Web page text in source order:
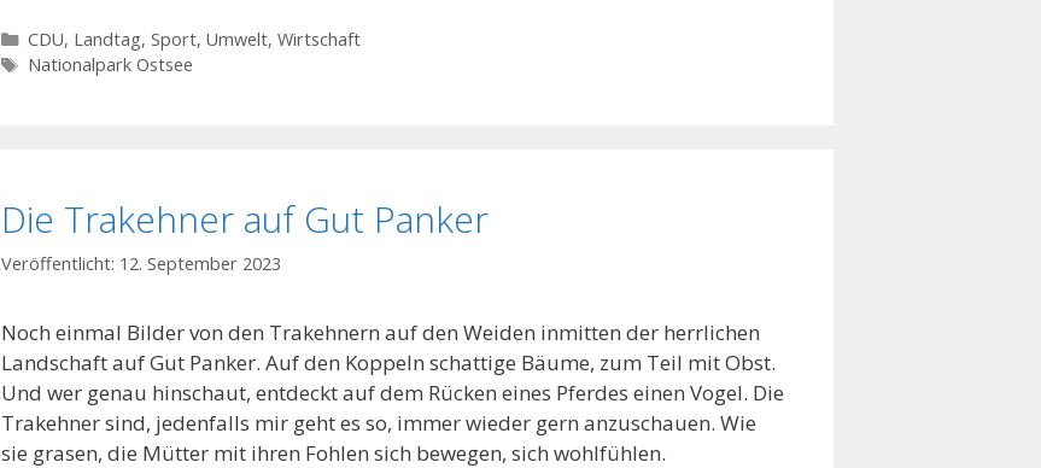
Kategorien
CDU, Landtag, Sport, Umwelt, Wirtschaft
Schlagwörter
Nationalpark Ostsee
Die Trakehner auf Gut Panker
12. September 2023
Noch einmal Bilder von den Trakehnern auf den Weiden inmitten der herrlichen
Landschaft auf Gut Panker. Auf den Koppeln schattige Bäume, zum Teil mit Obst.
Und wer genau hinschaut, entdeckt auf dem Rücken eines Pferdes einen Vogel. Die
Trakehner sind, jedenfalls mir geht es so, immer wieder gern anzuschauen. Wie
sie grasen, die Mütter mit ihren Fohlen sich bewegen, sich wohlfühlen.